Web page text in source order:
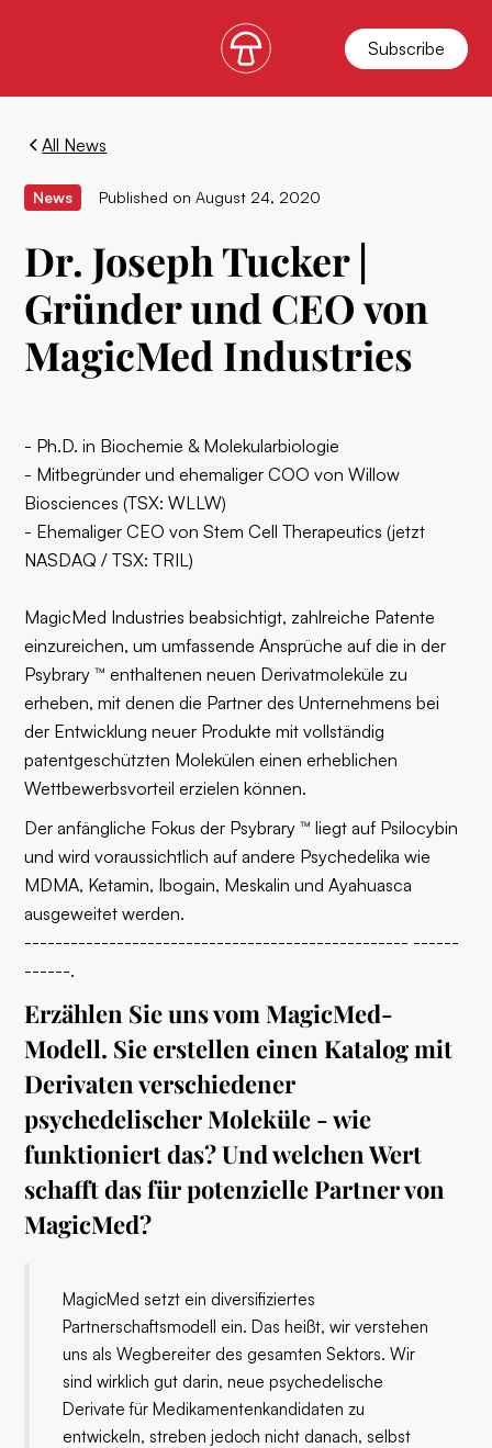
Subscribe
All News
News Published on August 24, 2020
Dr. Joseph Tucker |
Gründer und CEO von
MagicMed Industries
- Ph.D. in Biochemie & Molekularbiologie
- Mitbegründer und ehemaliger COO von Willow
Biosciences (TSX: WLLW)
- Ehemaliger CEO von Stem Cell Therapeutics (jetzt
NASDAQ / TSX: TRIL)
MagicMed Industries beabsichtigt, zahlreiche Patente
einzureichen, um umfassende Ansprüche auf die in der
Psybrary ™ enthaltenen neuen Derivatmoleküle zu
erheben, mit denen die Partner des Unternehmens bei
der Entwicklung neuer Produkte mit vollständig
patentgeschützten Molekülen einen erheblichen
Wettbewerbsvorteil erzielen können.
Der anfängliche Fokus der Psybrary ™ liegt auf Psilocybin
und wird voraussichtlich auf andere Psychedelika wie
MDMA, Ketamin, Ibogain, Meskalin und Ayahuasca
ausgeweitet werden.
-------------------------------------------------- ------
------.
Erzählen Sie uns vom MagicMed-
Modell. Sie erstellen einen Katalog mit
Derivaten verschiedener
psychedelischer Moleküle - wie
funktioniert das? Und welchen Wert
schafft das für potenzielle Partner von
MagicMed?
MagicMed setzt ein diversifiziertes
Partnerschaftsmodell ein. Das heißt, wir verstehen
uns als Wegbereiter des gesamten Sektors. Wir
sind wirklich gut darin, neue psychedelische
Derivate für Medikamentenkandidaten zu
entwickeln, streben jedoch nicht danach, selbst